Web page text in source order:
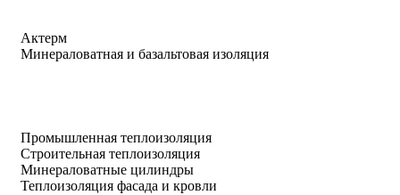
Актерм
Минераловатная и базальтовая изоляция
Промышленная теплоизоляция
Строительная теплоизоляция
Минераловатные цилиндры
Теплоизоляция фасада и кровли